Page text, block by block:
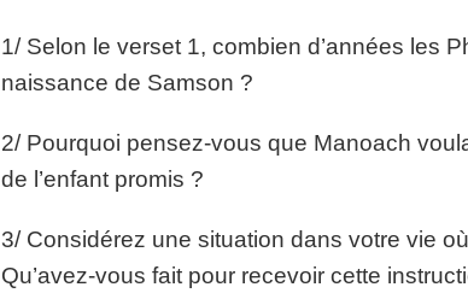
1/ Selon le verset 1, combien d’années les
naissance de Samson ?
2/ Pourquoi pensez-vous que Manoach
de l’enfant promis ?
3/ Considérez une situation dans votre vie
Qu’avez-vous fait pour recevoir cette